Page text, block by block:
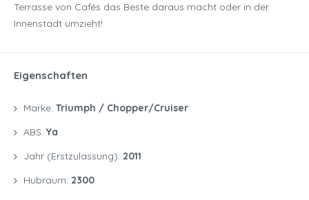
Terrasse von Cafés das Beste daraus macht oder in der
Innenstadt umzieht!
Eigenschaften
Marke: Triumph / Chopper/Cruiser
ABS: Ya
Jahr (Erstzulassung): 2011
Hubraum: 2300